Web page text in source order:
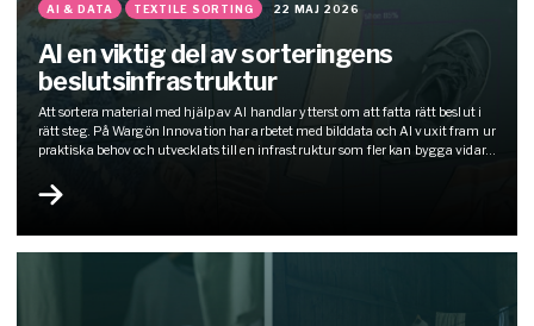
AI & DATA TEXTILE SORTING 22 MAJ 2026
AI en viktig del av sorteringens
beslutsinfrastruktur
Att sortera material med hjälp av AI handlar ytterst om att fatta rätt beslut i
rätt steg. På Wargön Innovation har arbetet med bilddata och AI vuxit fram ur
praktiska behov och utvecklats till en infrastruktur som fler kan bygga vidare